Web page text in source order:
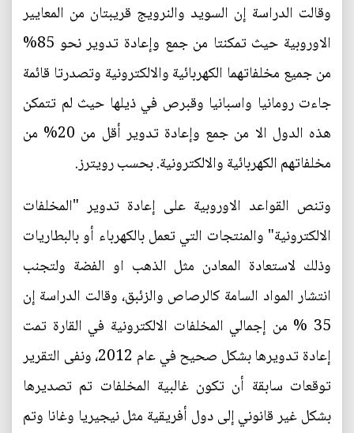
وقالت الدراسة إن السويد والنرويج قريبتان من المعايير
الاوروبية حيث تمكنتا من جمع وإعادة تدوير نحو 85%
من جميع مخلفاتهما الكهربائية والالكترونية وتصدرتا قائمة
جاءت رومانيا واسبانيا وقبرص في ذيلها حيث لم تتمكن
هذه الدول الا من جمع وإعادة تدوير أقل من 20% من
مخلفاتهم الكهربائية والالكترونية. بحسب رويترز.
وتنص القواعد الاوروبية على إعادة تدوير "المخلفات
الالكترونية" والمنتجات التي تعمل بالكهرباء أو بالبطاريات
وذلك لاستعادة المعادن مثل الذهب او الفضة ولتجنب
انتشار المواد السامة كالرصاص والزئبق، وقالت الدراسة إن
35 % من إجمالي المخلفات الالكترونية في القارة تمت
إعادة تدويرها بشكل صحيح في عام 2012، ونفى التقرير
توقعات سابقة أن تكون غالبية المخلفات تم تصديرها
بشكل غير قانوني إلى دول أفريقية مثل نيجيريا وغانا وتم